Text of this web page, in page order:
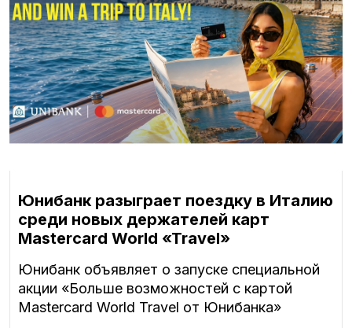
Юнибанк разыграет поездку в Италию
среди новых держателей карт
Mastercard World «Travel»
Юнибанк объявляет о запуске специальной
акции «Больше возможностей с картой
Mastercard World Travel от Юнибанка»